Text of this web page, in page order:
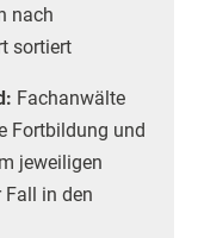
nach
sortiert
Fachanwälte
Fortbildung und
jeweiligen
Fall in den